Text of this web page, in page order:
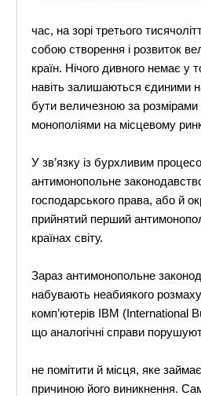
час, на зорі третього
собою створення і розвиток
країн. Нічого дивного немає у
навіть залишаються єдиними
бути величезною за
монополіями на місцевому
У зв’язку із бурхливим
антимонопольне
господарського права, або й
прийнятий перший
країнах світу.
Зараз антимонопольне
набувають неабиякого
комп’ютерів IBM (International
що аналогічні справи
не помітити й місця, яке
причиною його виникнення.